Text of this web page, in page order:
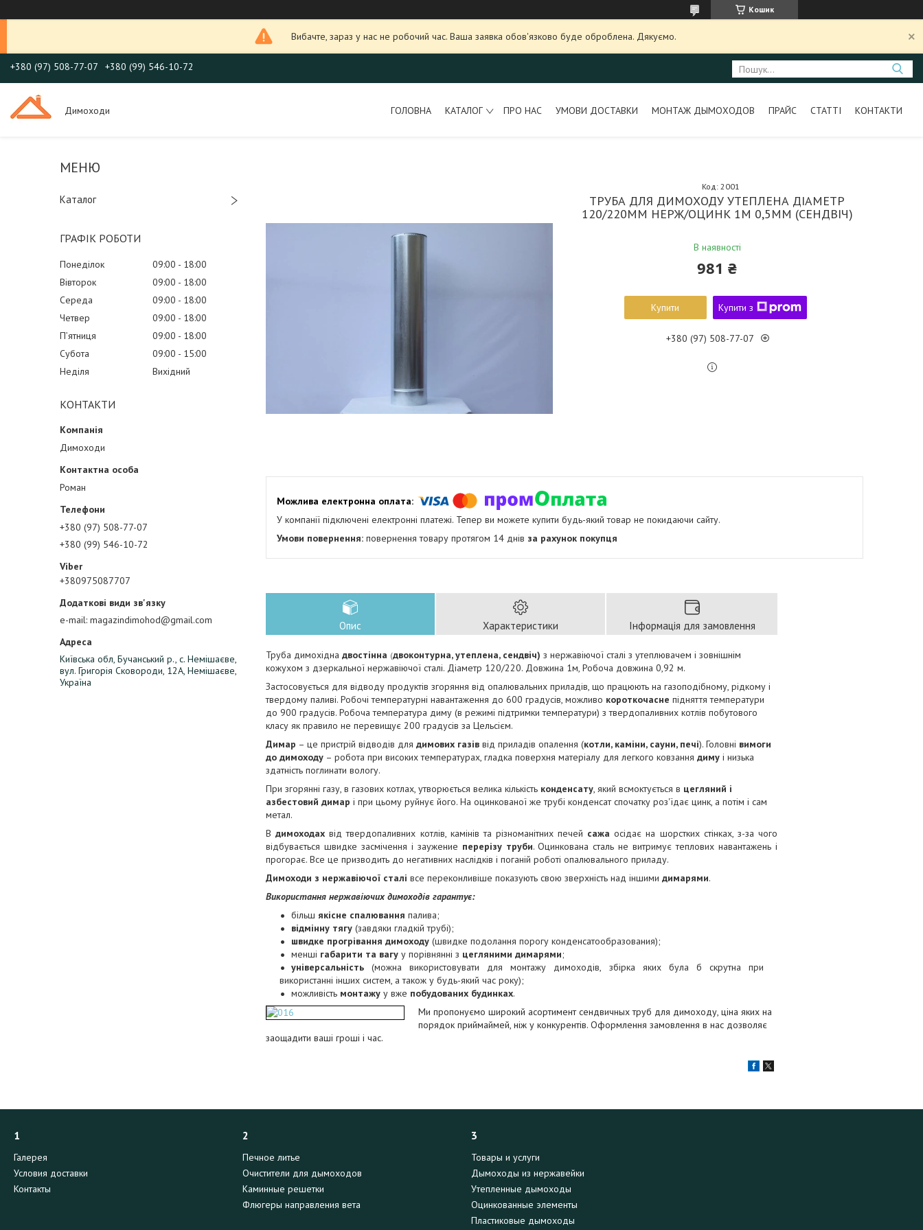
Кошик
Вибачте, зараз у нас не робочий час. Ваша заявка обов'язково буде оброблена. Дякуємо.
+380 (97) 508-77-07 +380 (99) 546-10-72
Димоходи ГОЛОВНА КАТАЛОГ ПРО НАС УМОВИ ДОСТАВКИ МОНТАЖ ДЫМОХОДОВ ПРАЙС СТАТТІ КОНТАКТИ
Каталог
ГРАФІК РОБОТИ
Понеділок 09:00
18:00
Вівторок
09:00
18:00
Середа
09:00
18:00
Четвер
09:00
18:00
Пʼятниця
09:00
18:00
Субота
09:00
15:00
Неділя
Вихідний
КОНТАКТИ
Димоходи
Роман
+380 (97) 508-77-07
+380 (99) 546-10-72
+380975087707
e-mail magazindimohod@gmail.com
Київська обл, Бучанський р., с. Немішаєве,
вул. Григорія Сковороди, 12А, Немішаєве,
Україна
ТРУБА ДЛЯ ДИМОХОДУ УТЕПЛЕНА ДІАМЕТР
120/220ММ НЕРЖ/ОЦИНК 1М 0,5ММ (СЕНДВІЧ)
В наявності
Код: 2001
981 ₴
Купити Купити з
+380 (97) 508-77-07
У компанії підключені електронні платежі. Тепер ви можете купити будь-який товар не покидаючи сайту.
повернення товару протягом 14 днів за рахунок покупця
Опис Характеристики Інформація для замовлення
Труба димохідна двостінна (двоконтурна, утеплена, сендвіч) з нержавіючої сталі з утеплювачем і зовнішнім
кожухом з дзеркальної нержавіючої сталі. Діаметр 120/220. Довжина 1м, Робоча довжина 0,92 м.
Застосовується для відводу продуктів згоряння від опалювальних приладів, що працюють на газоподібному, рідкому і
твердому паливі. Робочі температурні навантаження до 600 градусів, можливо короткочасне підняття температури
до 900 градусів. Робоча температура диму (в режимі підтримки температури) з твердопаливних котлів побутового
класу як правило не перевищує 200 градусів за Цельсієм.
Димар – це пристрій відводів для димових газів від приладів опалення (котли, каміни, сауни, печі). Головні вимоги
до димоходу – робота при високих температурах, гладка поверхня матеріалу для легкого ковзання диму і низька
здатність поглинати вологу.
При згорянні газу, в газових котлах, утворюється велика кількість конденсату , який всмоктується в цегляний і
азбестовий димар і при цьому руйнує його. На оцинкованої же трубі конденсат спочатку роз'їдає цинк, а потім і сам
метал.
Вдимоходах від твердопаливних котлів, камінів та різноманітних печей сажа осідає на шорстких стінках, з-за чого
відбувається швидке засмічення і заужение перерізу труби. Оцинкована сталь не витримує теплових навантажень і
прогорає. Все це призводить до негативних наслідків і поганій роботі опалювального приладу.
Димоходи з нержавіючої сталі все переконливіше показують свою зверхність над іншими димарями.
Використання нержавіючих димоходів гарантує:
більш якісне спалювання палива;
відмінну тягу (завдяки гладкій трубі);
швидке прогрівання димоходу (швидке подолання порогу конденсатообразования);
менші габарити та вагу у порівнянні з цегляними димарями;
універсальність (можна використовувати для монтажу димоходів, збірка яких була б скрутна при
використанні інших систем, а також у будь-який час року);
можливість монтажу у вже побудованих будинках.
Ми пропонуємо широкий асортимент сендвичных труб для димоходу, ціна яких на
порядок приймаймей, ніж у конкурентів. Оформлення замовлення в нас дозволяє
заощадити ваші гроші і час.
1
Галерея
Условия доставки
Контакты
2
Печное литье
Очистители для дымоходов
Каминные решетки
Флюгеры направления вета
3
Товары и услуги
Дымоходы из нержавейки
Утепленные дымоходы
Оцинкованные элементы
Пластиковые дымоходы